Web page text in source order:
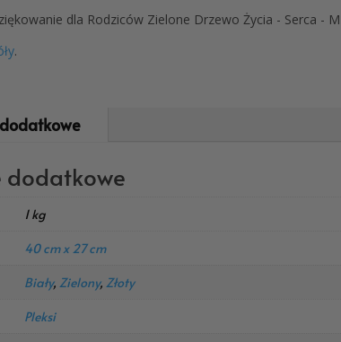
dla Rodziców Zielone Drzewo Życia - Serca -
.
dodatkowe
1 kg
40 cm x 27 cm
Biały, Zielony, Złoty
Pleksi